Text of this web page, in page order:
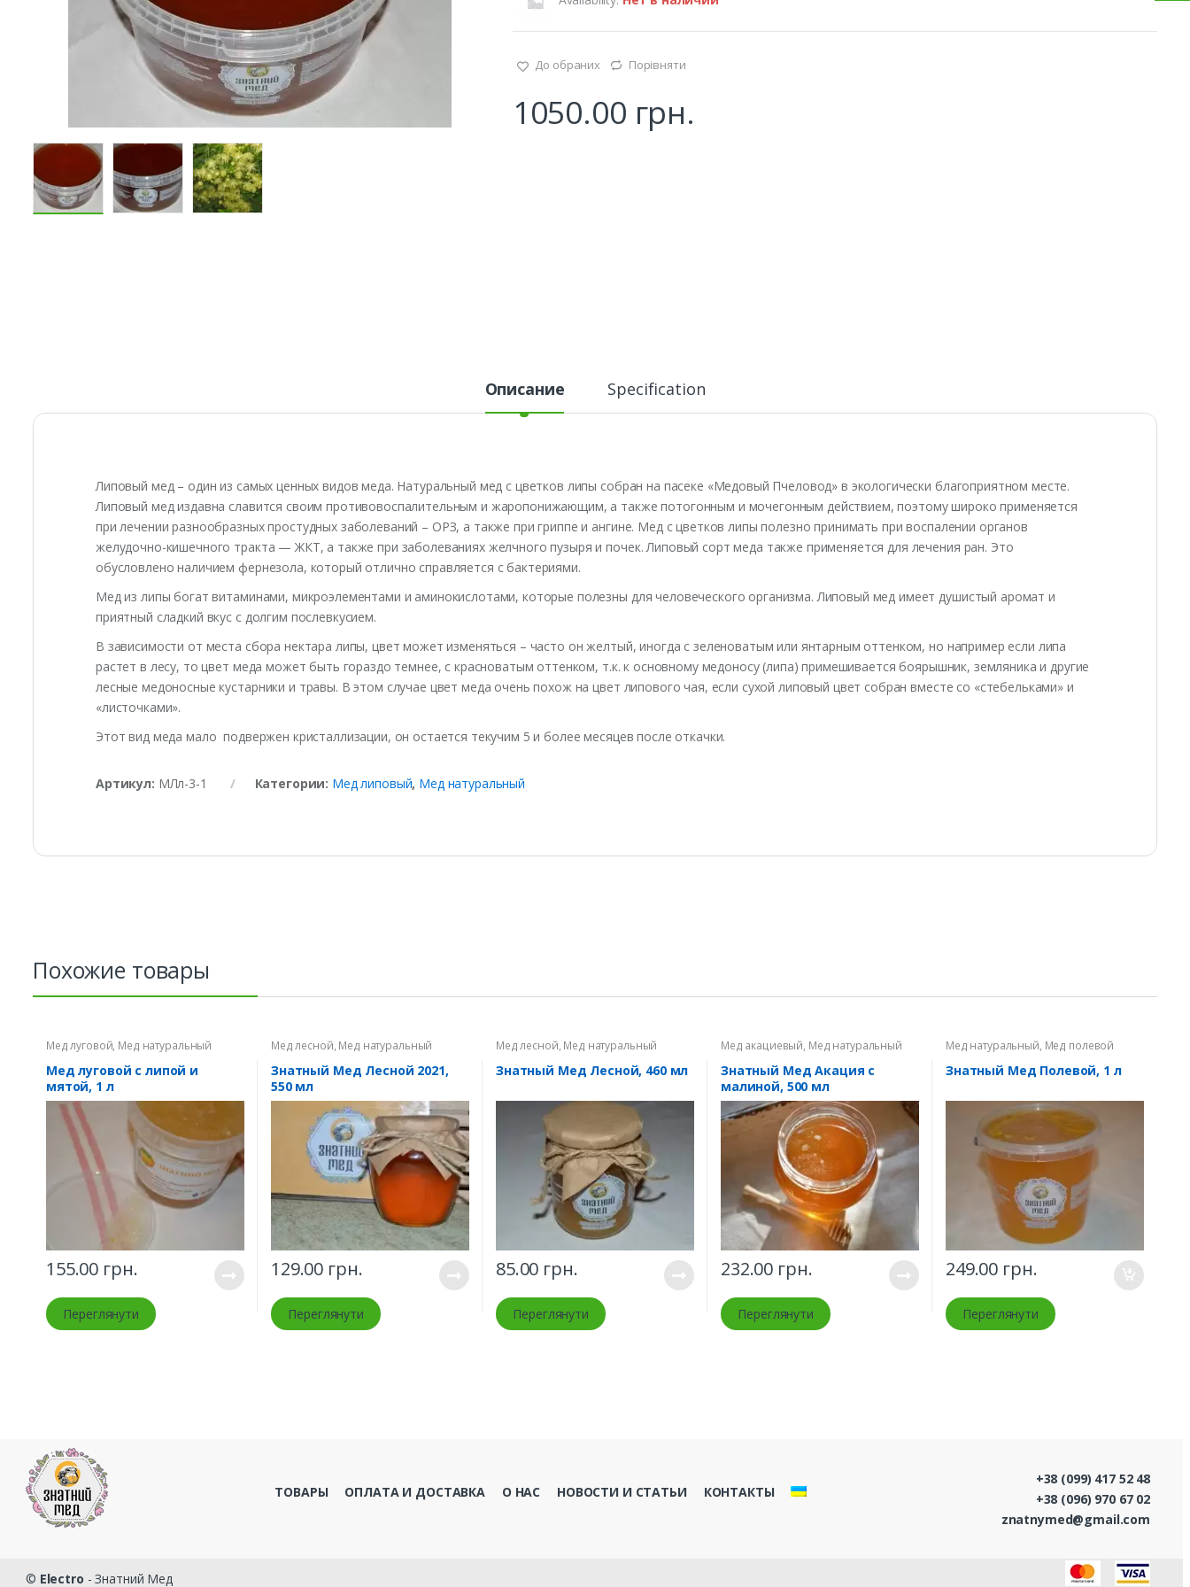
До обраних Порівняти
1050.00 грн.
Описание Specification
Липовый мед – один из самых ценных видов меда. Натуральный мед с цветков липы собран на пасеке «Медовый Пчеловод» в экологически благоприятном месте.
Липовый мед издавна славится своим противовоспалительным и жаропонижающим, а также потогонным и мочегонным действием, поэтому широко применяется
при лечении разнообразных простудных заболеваний – ОРЗ, а также при гриппе и ангине. Мед с цветков липы полезно принимать при воспалении органов
желудочно-кишечного тракта — ЖКТ, а также при заболеваниях желчного пузыря и почек. Липовый сорт меда также применяется для лечения ран. Это
обусловлено наличием фернезола, который отлично справляется с бактериями.
Мед из липы богат витаминами, микроэлементами и аминокислотами, которые полезны для человеческого организма. Липовый мед имеет душистый аромат и
приятный сладкий вкус с долгим послевкусием.
В зависимости от места сбора нектара липы, цвет может изменяться – часто он желтый, иногда с зеленоватым или янтарным оттенком, но например если липа
растет в лесу, то цвет меда может быть гораздо темнее, с красноватым оттенком, т.к. к основному медоносу (липа) примешивается боярышник, земляника и другие
лесные медоносные кустарники и травы. В этом случае цвет меда очень похож на цвет липового чая, если сухой липовый цвет собран вместе со «стебельками» и
«листочками».
Этот вид меда мало подвержен кристаллизации, он остается текучим 5 и более месяцев после откачки.
Артикул: МЛл-3-1 Категории: Мед липовый, Мед натуральный
Похожие товары
Мед луговой, Мед натуральный
Мед луговой с липой и
мятой, 1 л
155.00 грн.
Переглянути
Мед лесной, Мед натуральный
Знатный Мед Лесной 2021,
550 мл
129.00 грн.
Переглянути
Мед лесной, Мед натуральный
Знатный Мед Лесной, 460 мл
85.00 грн.
Переглянути
Мед акациевый, Мед натуральный
Знатный Мед Акация с
малиной, 500 мл
232.00 грн.
Переглянути
Мед натуральный, Мед полевой
Знатный Мед Полевой, 1 л
249.00 грн.
Переглянути
ТОВАРЫ ОПЛАТА И ДОСТАВКА О НАС НОВОСТИ И СТАТЬИ КОНТАКТЫ
+38 (099) 417 52 48
+38 (096) 970 67 02
znatnymed@gmail.com
© Electro - Знатний Мед